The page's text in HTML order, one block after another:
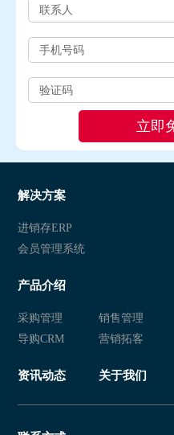
解决方案
进销存ERP
会员管理系统
产品介绍
采购管理 销售管理
导购CRM
营销拓客
资讯动态 关于我们